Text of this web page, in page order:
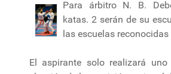
Para árbitro N. B.
katas. 2 serán de su
las escuelas reconocidas
El aspirante solo realizará